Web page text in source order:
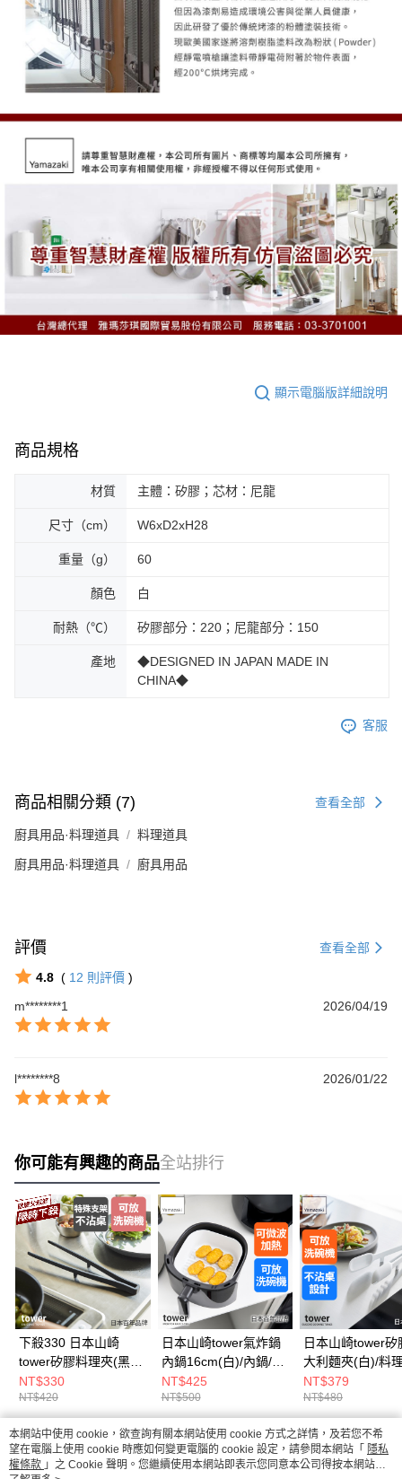
顯示電腦版詳細說明
商品規格
材質 主體：矽膠；芯材：尼龍
尺寸（cm） W6xD2xH28
重量（g） 60
顏色 白
耐熱（℃） 矽膠部分：220；尼龍部分：150
產地
◆DESIGNED IN JAPAN MADE IN
CHINA◆
客服
商品相關分類 (7) 查看全部
廚具用品·料理道具 料理道具
廚具用品·料理道具 廚具用品
評價 查看全部
4.8 ( 12 則評價 )
m********1
2026/04/19
l********8 2026/01/22
你可能有興趣的商品全站排行
下殺330 日本山崎
tower矽膠料理夾(黑)/
料理用具/烹調用具/矽
膠料理用具
NT$330
NT$420
日本山崎tower氣炸鍋
內鍋16cm(白)/內鍋/矽
膠內鍋/矽膠鍋具
NT$425
NT$500
日本山崎tower矽
大利麵夾(白)/料
義大利麵夾/料理
NT$379
NT$480
熱門標籤
本網站中使用 cookie，欲查詢有關本網站使用 cookie 方式之詳情，及若您不希
望在電腦上使用 cookie 時應如何變更電腦的 cookie 設定，請參閱本網站「 隱私
權條款 」之 Cookie 聲明。您繼續使用本網站即表示您同意本公司得按本網站使